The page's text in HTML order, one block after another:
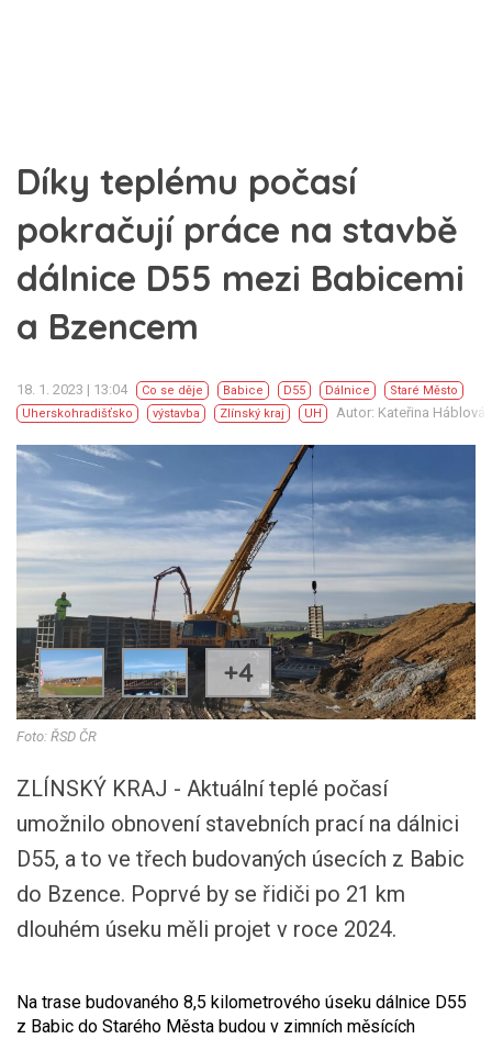
Díky teplému počasí
pokračují práce na stavbě
dálnice D55 mezi Babicemi
a Bzencem
18. 1. 2023 | 13:04 Co se děje Babice D55 Dálnice
Staré Město
Uherskohradišťsko
výstavba Zlínský kraj UH Autor: Kateřina Háblová
+4
Foto: ŘSD ČR
ZLÍNSKÝ KRAJ - Aktuální teplé počasí
umožnilo obnovení stavebních prací na dálnici
D55, a to ve třech budovaných úsecích z Babic
do Bzence. Poprvé by se řidiči po 21 km
dlouhém úseku měli projet v roce 2024.
Na trase budovaného 8,5 kilometrového úseku dálnice D55
z Babic do Starého Města budou v zimních měsících